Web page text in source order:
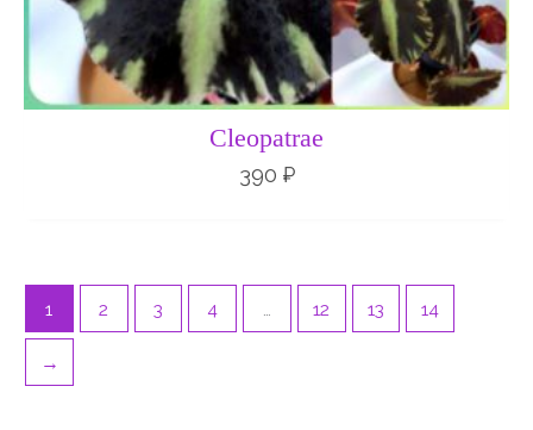
Cleopatrae
390 ₽
1 2 3 4 12 13 14
→